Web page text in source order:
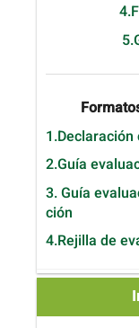
2.Guía
3. Guía
ción
4.Rejilla de